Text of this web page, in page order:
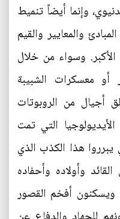
وإنما أيضاً تنميط
والمعايير والقيم
وسواء من خلال
أو معسكرات الشبيبة
أجيال من الروبوتات
التي تمت
هذا الكذب الذي
وأولاده وأحفاده
ويسكنون أفخم القصور